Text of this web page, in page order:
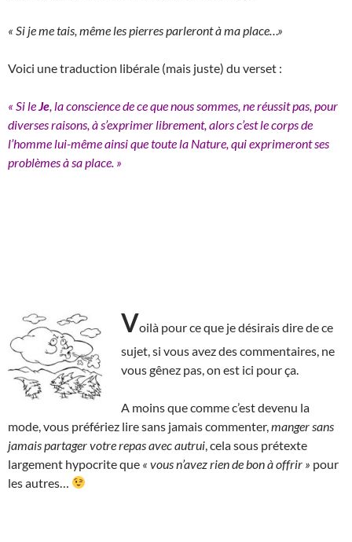
« Si je me tais, même les pierres parleront à ma place…»
Voici une traduction libérale (mais juste) du verset :
« Si le Je , la conscience de ce que nous sommes, ne réussit pas, pour
diverses raisons, à s’exprimer librement, alors c’est le corps de
l’homme lui-même ainsi que toute la Nature, qui exprimeront ses
problèmes à sa place. »
Voilà pour ce que je désirais dire de ce
sujet, si vous avez des commentaires, ne
vous gênez pas, on est ici pour ça.
A moins que comme c’est devenu la
mode, vous préfériez lire sans jamais commenter, manger sans
jamais partager votre repas avec autrui , cela sous prétexte
largement hypocrite que « vous n’avez rien de bon à offrir » pour
les autres…